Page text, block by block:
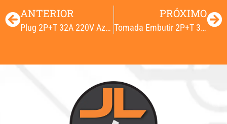
ANTERIOR
Plug 2P+T 32A 220V Azul 6H
PRÓXIMO
Tomada Embutir 2P+T 32A 220V Azul 6H